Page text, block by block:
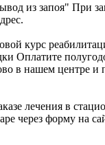
из запоя" При
курс
Оплатите
в нашем центре и
лечения в
через форму на